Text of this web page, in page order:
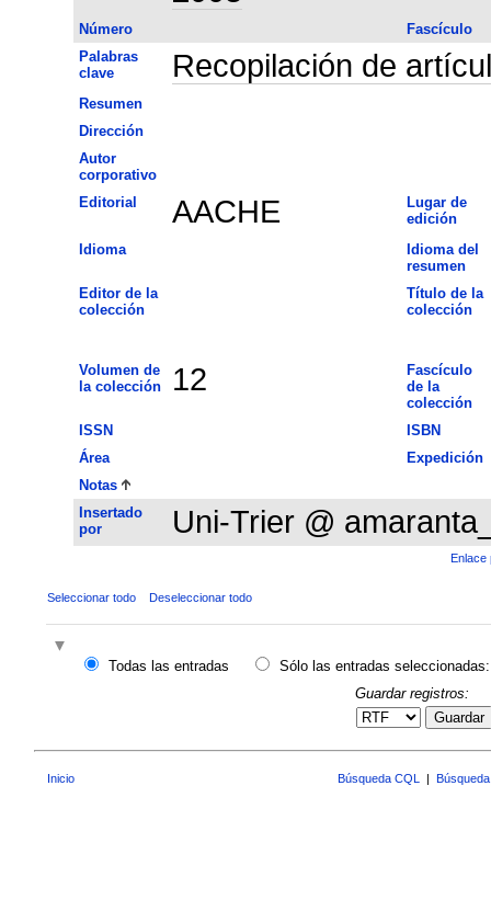
Número
Fascículo
Palabras
clave
Recopilación de
Resumen
Dirección
Autor
corporativo
Editorial
AACHE
Lugar de
edición
Idioma
Idioma del
resumen
Editor de la
colección
Título de la
colección
Volumen de
la colección
12
Fascículo
de la
colección
ISSN
ISBN
Área
Expedición
Notas
Insertado
por
Uni-Trier @
Enlace
Seleccionar todo Deseleccionar todo
Todas las entradas
Sólo las entradas seleccionadas:
Guardar registros:
Guardar
Inicio Búsqueda CQL